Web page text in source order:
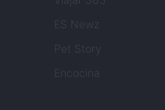
ES Newz
Encocina